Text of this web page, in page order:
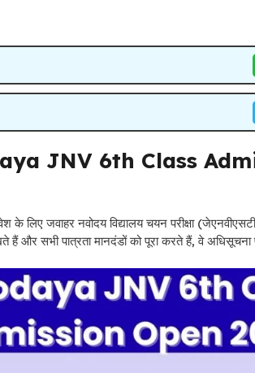
JNV 6th Class
जवाहर नवोदय विद्यालय चयन परीक्षा
हैं और सभी पात्रता मानदंडों को पूरा करते हैं, वे